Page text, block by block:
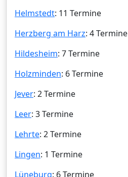
Helmstedt: 11 Termine
Herzberg am Harz: 4 Termine
Hildesheim: 7 Termine
Holzminden: 6 Termine
Jever: 2 Termine
Leer: 3 Termine
Lehrte: 2 Termine
Lingen: 1 Termine
Lüneburg: 6 Termine